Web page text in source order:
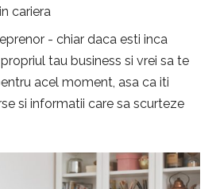
cariera
- chiar daca esti inca
tau business si vrei sa te
acel moment, asa ca iti
si informatii care sa scurteze